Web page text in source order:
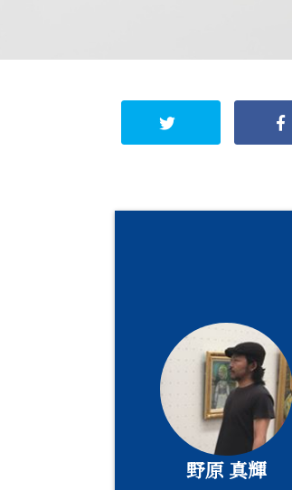
野原 真輝